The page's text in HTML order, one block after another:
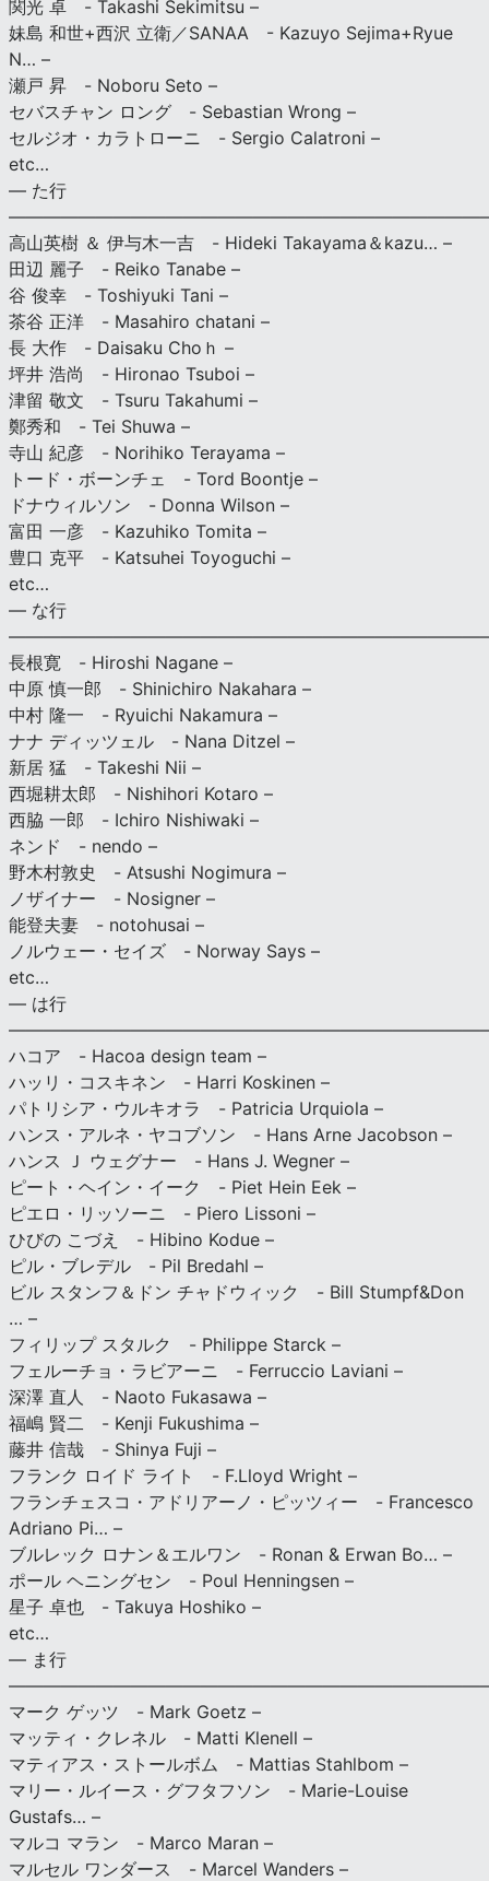
関光 卓 - Takashi Sekimitsu –
妹島 和世+西沢 立衛／SANAA - Kazuyo Sejima+Ryue
N… –
瀬戸 昇 - Noboru Seto –
セバスチャン ロング - Sebastian Wrong –
セルジオ・カラトローニ - Sergio Calatroni –
etc…
— た行
高山英樹 ＆ 伊与木一吉 - Hideki Takayama＆kazu… –
田辺 麗子 - Reiko Tanabe –
谷 俊幸 - Toshiyuki Tani –
茶谷 正洋 - Masahiro chatani –
長 大作 - Daisaku Choｈ –
坪井 浩尚 - Hironao Tsuboi –
津留 敬文 - Tsuru Takahumi –
鄭秀和 - Tei Shuwa –
寺山 紀彦 - Norihiko Terayama –
トード・ボーンチェ - Tord Boontje –
ドナウィルソン - Donna Wilson –
富田 一彦 - Kazuhiko Tomita –
豊口 克平 - Katsuhei Toyoguchi –
etc…
— な行
長根寛 - Hiroshi Nagane –
中原 慎一郎 - Shinichiro Nakahara –
中村 隆一 - Ryuichi Nakamura –
ナナ ディッツェル - Nana Ditzel –
新居 猛 - Takeshi Nii –
西堀耕太郎 - Nishihori Kotaro –
西脇 一郎 - Ichiro Nishiwaki –
ネンド - nendo –
野木村敦史 - Atsushi Nogimura –
ノザイナー - Nosigner –
能登夫妻 - notohusai –
ノルウェー・セイズ - Norway Says –
etc…
— は行
ハコア - Hacoa design team –
ハッリ・コスキネン - Harri Koskinen –
パトリシア・ウルキオラ - Patricia Urquiola –
ハンス・アルネ・ヤコブソン - Hans Arne Jacobson –
ハンス Ｊ ウェグナー - Hans J. Wegner –
ピート・ヘイン・イーク - Piet Hein Eek –
ピエロ・リッソーニ - Piero Lissoni –
ひびの こづえ - Hibino Kodue –
ピル・ブレデル - Pil Bredahl –
ビル スタンフ＆ドン チャドウィック - Bill Stumpf&Don
… –
フィリップ スタルク - Philippe Starck –
フェルーチョ・ラビアーニ - Ferruccio Laviani –
深澤 直人 - Naoto Fukasawa –
福嶋 賢二 - Kenji Fukushima –
藤井 信哉 - Shinya Fuji –
フランク ロイド ライト - F.Lloyd Wright –
フランチェスコ・アドリアーノ・ピッツィー - Francesco
Adriano Pi… –
ブルレック ロナン＆エルワン - Ronan & Erwan Bo… –
ポール ヘニングセン - Poul Henningsen –
星子 卓也 - Takuya Hoshiko –
etc…
— ま行
マーク ゲッツ - Mark Goetz –
マッティ・クレネル - Matti Klenell –
マティアス・ストールボム - Mattias Stahlbom –
マリー・ルイース・グフタフソン - Marie-Louise
Gustafs… –
マルコ マラン - Marco Maran –
マルセル ワンダース - Marcel Wanders –